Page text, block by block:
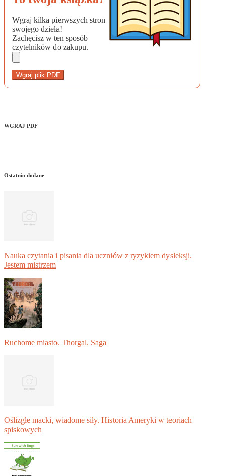
Wgraj kilka pierwszych stron
swojego dzieła!
Zachęcisz w ten sposób
czytelników do zakupu.
Wgraj plik PDF
WGRAJ PDF
Ostatnio dodane
Nauka czytania i pisania dla uczniów z ryzykiem dysleksji.
Jestem mistrzem
Ruchome miasto. Thorgal. Saga
Oślizgłe macki, wiadome siły. Historia Ameryki w teoriach
spiskowych